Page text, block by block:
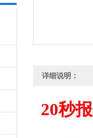
详细说明：
20秒